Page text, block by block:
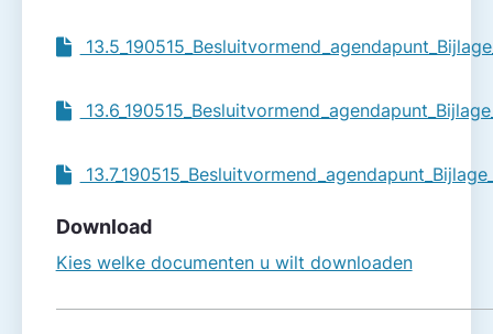
Download
Kies welke documenten u wilt downloaden